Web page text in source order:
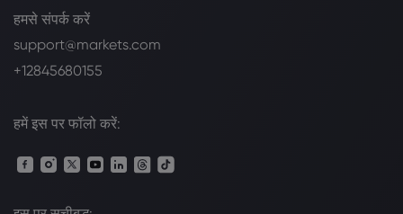
हमसे संपर्क करें
support@markets.com
+12845680155
हमें इस पर फॉलो करें: